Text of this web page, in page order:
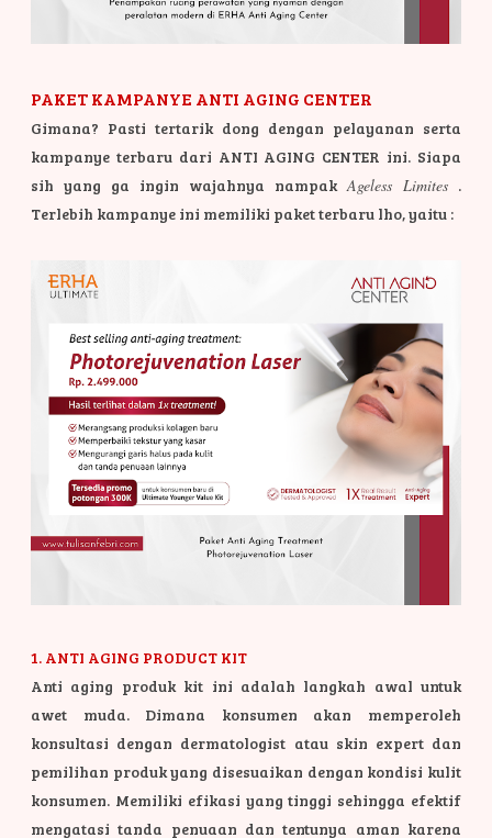
PAKET KAMPANYE ANTI AGING CENTER
Gimana? Pasti tertarik dong dengan pelayanan serta
kampanye terbaru dari ANTI AGING CENTER ini. Siapa
sih yang ga ingin wajahnya nampakAgeless Limites .
Terlebih kampanye ini memiliki paket terbaru lho, yaitu :
1. ANTI AGING PRODUCT KIT
Anti aging produk kit ini adalah langkah awal untuk
awet muda. Dimana konsumen akan memperoleh
konsultasi dengan dermatologist atau skin expert dan
pemilihan produk yang disesuaikan dengan kondisi kulit
konsumen. Memiliki efikasi yang tinggi sehingga efektif
mengatasi tanda penuaan dan tentunya aman karena